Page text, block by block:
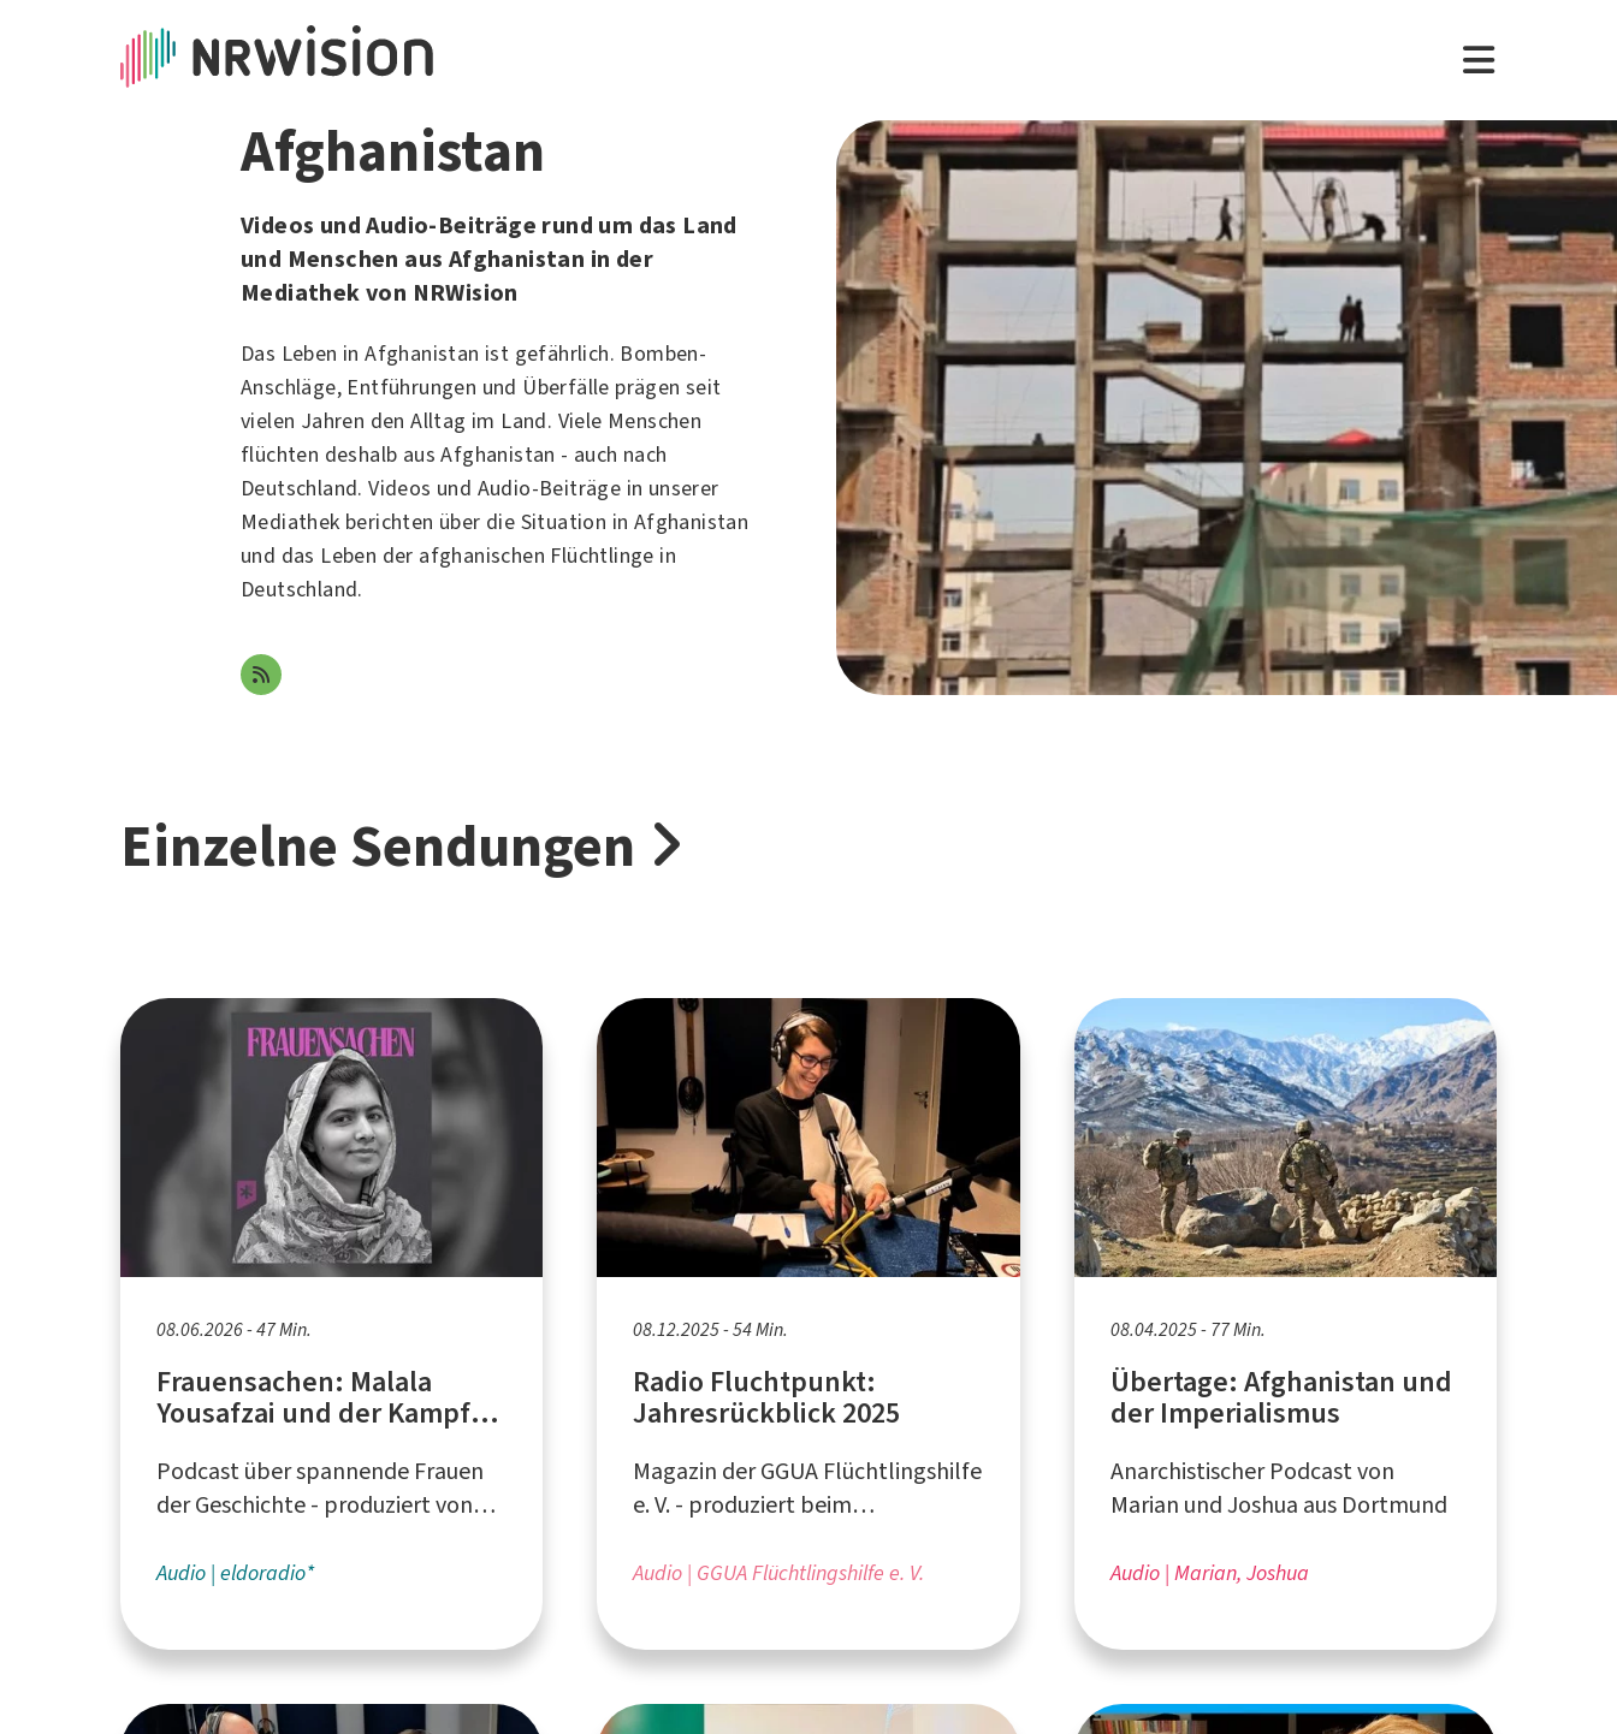
Afghanistan
Videos und Audio-Beiträge rund um das Land
und Menschen aus Afghanistan in der
Mediathek von NRWision
Das Leben in Afghanistan ist gefährlich. Bomben-
Anschläge, Entführungen und Überfälle prägen seit
vielen Jahren den Alltag im Land. Viele Menschen
flüchten deshalb aus Afghanistan - auch nach
Deutschland. Videos und Audio-Beiträge in unserer
Mediathek berichten über die Situation in Afghanistan
und das Leben der afghanischen Flüchtlinge in
Deutschland.
Einzelne Sendungen
08.06.2026 - 47 Min.
Frauensachen: Malala
Yousafzai und der Kampf
Podcast über spannende Frauen
der Geschichte - produziert von
der TU Dortmund
Audio eldoradio*
08.12.2025 - 54 Min.
Radio Fluchtpunkt:
Jahresrückblick 2025
Magazin der GGUA Flüchtlingshilfe
e. V. - produziert beim
Audio GGUA Flüchtlingshilfe e. V.
08.04.2025 - 77 Min.
Übertage: Afghanistan und
der Imperialismus
Anarchistischer Podcast von
Marian und Joshua aus Dortmund
Audio Marian, Joshua